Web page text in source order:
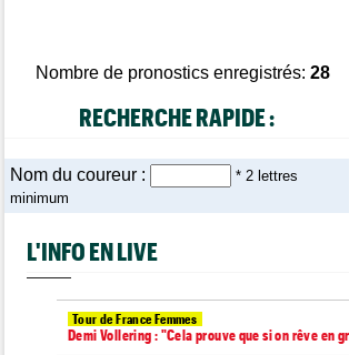
Nombre de pronostics enregistrés: 28
RECHERCHE RAPIDE :
Nom du coureur :
* 2 lettres
minimum
L'INFO EN LIVE
Tour de France Femmes
Demi Vollering : "Cela prouve que si on rêve en